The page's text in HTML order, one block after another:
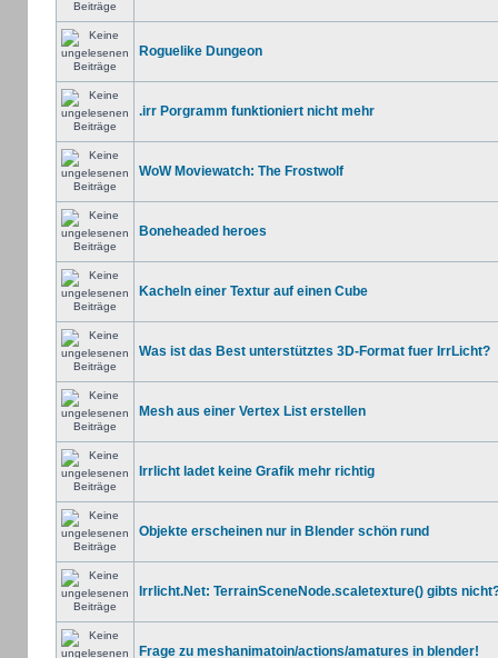
Roguelike Dungeon
.irr Porgramm funktioniert nicht mehr
WoW Moviewatch: The Frostwolf
Boneheaded heroes
Kacheln einer Textur auf einen Cube
Was ist das Best unterstütztes 3D-Format fuer IrrLicht?
Mesh aus einer Vertex List erstellen
Irrlicht ladet keine Grafik mehr richtig
Objekte erscheinen nur in Blender schön rund
Irrlicht.Net: TerrainSceneNode.scaletexture() gibts
Frage zu meshanimatoin/actions/amatures in blender!